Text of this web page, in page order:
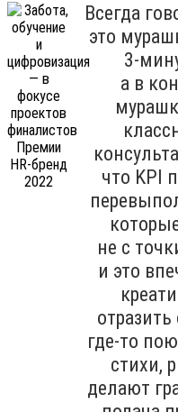
Всегда
это
3-
а в
что KPI
не с
и это
где-то
стихи,
делают